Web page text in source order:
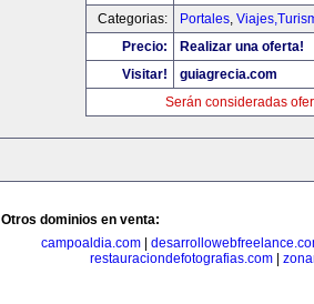
Categorias:
Portales,
Precio:
Realizar una oferta!
Visitar!
guiagrecia.com
Serán consideradas
Otros dominios en venta:
campoaldia.com
restauraciondefotografias.com|